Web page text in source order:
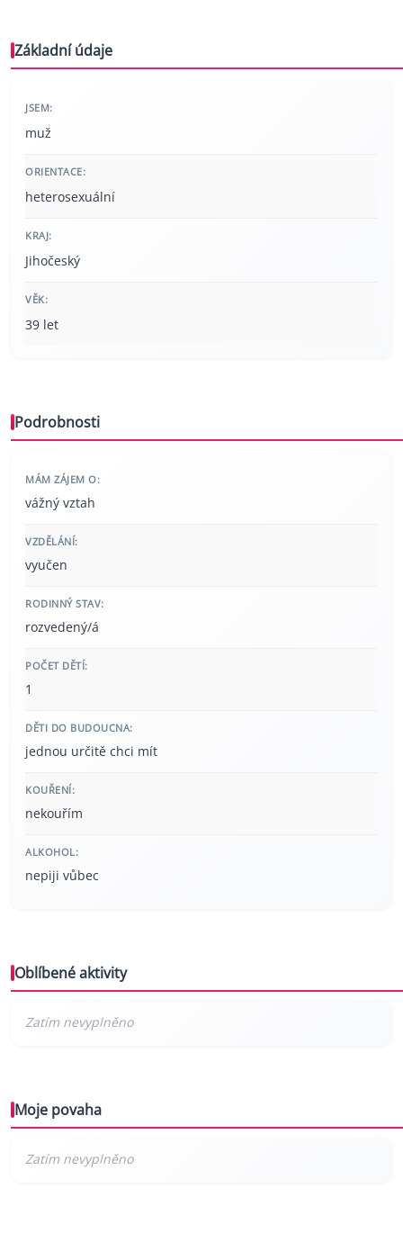
Základní údaje
JSEM:
muž
ORIENTACE:
heterosexuální
KRAJ:
Jihočeský
VĚK:
39 let
Podrobnosti
MÁM ZÁJEM O:
vážný vztah
VZDĚLÁNÍ:
vyučen
RODINNÝ STAV:
rozvedený/á
POČET DĚTÍ:
1
DĚTI DO BUDOUCNA:
jednou určitě chci mít
KOUŘENÍ:
nekouřím
ALKOHOL:
nepiji vůbec
Oblíbené aktivity
Moje povaha